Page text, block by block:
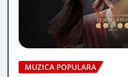
MUZICA POPULARA